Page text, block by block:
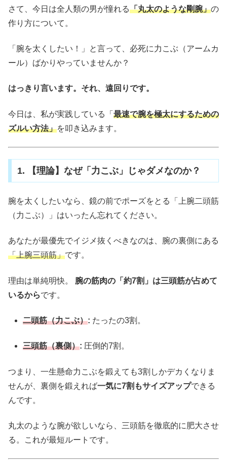
さて、今日は全人類の男が憧れる「丸太のような剛腕」の
作り方について。
「腕を太くしたい！」と言って、必死に力こぶ（アームカ
ール）ばかりやっていませんか？
はっきり言います。それ、遠回りです。
今日は、私が実践している「 最速で腕を極太にするための
ズルい方法」を叩き込みます。
1. 【理論】なぜ「力こぶ」じゃダメなのか？
腕を太くしたいなら、鏡の前でポーズをとる「上腕二頭筋
（力こぶ）」はいったん忘れてください。
あなたが最優先でイジメ抜くべきなのは、腕の裏側にある
「上腕三頭筋」です。
理由は単純明快。 腕の筋肉の「約7割」は三頭筋が占めて
いるからです。
二頭筋（力こぶ）: たったの3割。
三頭筋（裏側）: 圧倒的7割。
つまり、一生懸命力こぶを鍛えても3割しかデカくなりま
せんが、裏側を鍛えれば一気に7割もサイズアップできる
んです。
丸太のような腕が欲しいなら、三頭筋を徹底的に肥大させ
る。これが最短ルートです。